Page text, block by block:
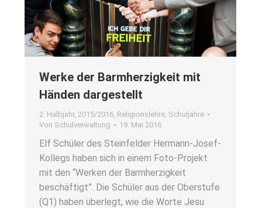
Wer­ke der Barm­her­zig­keit mit
Hän­den dar­ge­stellt
2. Halbjahr, 2015/2016 Religionslehre Schuljahre
Von Schulverwaltung 19. Mai 2016
Elf Schü­ler des Stein­fel­der Her­­mann-Josef-
Kol­­legs haben sich in einem Foto-Pro­­jekt
mit den “Wer­ken der Barm­her­zig­keit
beschäf­tigt”. Die Schü­ler aus der Ober­stu­fe
(Q1) haben über­legt, wie die Wor­te Jesu